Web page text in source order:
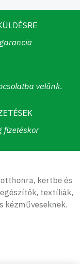
velünk.
fizetéskor
kertbe és
textíliák,
kézműveseknek.